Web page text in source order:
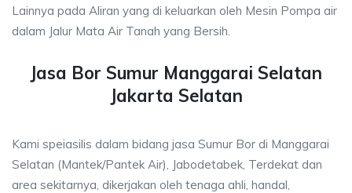
Lainnya pada Aliran yang di keluarkan oleh Mesin Pompa air
dalam Jalur Mata Air Tanah yang Bersih.
Jasa Bor Sumur Manggarai Selatan
Jakarta Selatan
Kami speiasilis dalam bidang jasa Sumur Bor di Manggarai
Selatan (Mantek/Pantek Air), Jabodetabek, Terdekat dan
area sekitarnya, dikerjakan oleh tenaga ahli, handal,